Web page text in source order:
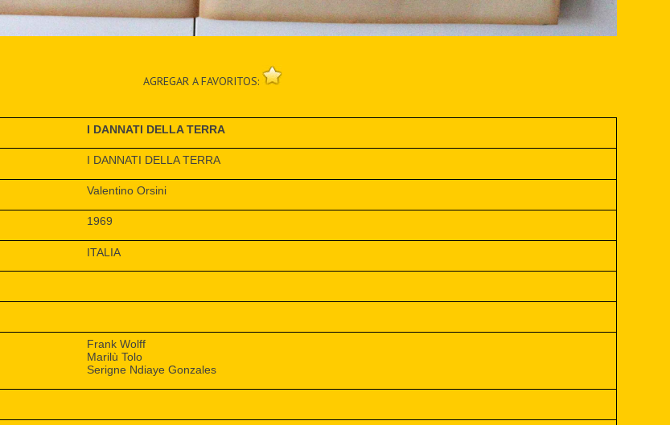
AGREGAR A FAVORITOS:
I DANNATI DELLA TERRA
I DANNATI DELLA TERRA
Valentino Orsini
1969
ITALIA
Frank Wolff
Marilù Tolo
Serigne Ndiaye Gonzales